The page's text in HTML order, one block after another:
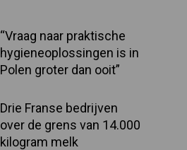
“Vraag naar praktische
hygieneoplossingen is in
Polen groter dan ooit”
Drie Franse bedrijven
over de grens van 14.000
kilogram melk